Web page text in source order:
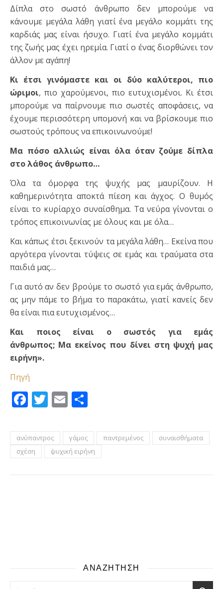
Δίπλα στο σωστό άνθρωπο δεν μπορούμε να
κάνουμε μεγάλα λάθη γιατί ένα μεγάλο κομμάτι της
καρδιάς μας είναι ήσυχο. Γιατί ένα μεγάλο κομμάτι
της ζωής μας έχει ηρεμία. Γιατί ο ένας διορθώνει τον
άλλον με αγάπη!
Κι έτσι γινόμαστε και οι δύο καλύτεροι, πιο
ώριμοι, πιο χαρούμενοι, πιο ευτυχισμένοι. Κι έτσι
μπορούμε να παίρνουμε πιο σωστές αποφάσεις, να
έχουμε περισσότερη υπομονή και να βρίσκουμε πιο
σωστούς τρόπους να επικοινωνούμε!
Μα πόσο αλλιώς είναι όλα όταν ζούμε δίπλα
στο λάθος άνθρωπο…
Όλα τα όμορφα της ψυχής μας μαυρίζουν. Η
καθημερινότητα αποκτά πίεση και άγχος. Ο θυμός
είναι το κυρίαρχο συναίσθημα. Τα νεύρα γίνονται ο
τρόπος επικοινωνίας με όλους και με όλα…
Και κάπως έτσι ξεκινούν τα μεγάλα λάθη… Εκείνα που
αργότερα γίνονται τύψεις σε εμάς και τραύματα στα
παιδιά μας…
Για αυτό αν δεν βρούμε το σωστό για εμάς άνθρωπο,
ας μην πάμε το βήμα το παρακάτω, γιατί κανείς δεν
θα είναι πια ευτυχισμένος…
Και ποιος είναι ο σωστός για εμάς
άνθρωπος; Μα εκείνος που δίνει στη ψυχή μας
ειρήνη».
Πηγή
Facebook
Twitter
Email
ανύπαντρος γάμος παντρεμένος
συναισθήματα
σχέση
ψυχική ειρήνη
ΑΝΑΖΗΤΗΣΗ